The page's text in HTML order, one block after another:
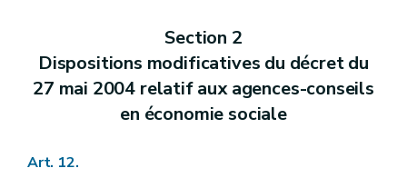
Section 2
Dispositions modificatives du décret du
27 mai 2004 relatif aux agences-conseils
en économie sociale
Art. 12.